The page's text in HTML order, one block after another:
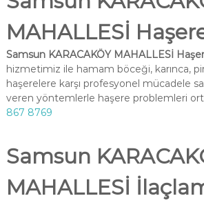
MAHALLESİ
Samsun KARACAKÖY MAHALLESİ
hizmetimiz ile hamam böceği, karınca,
haşerelere karşı profesyonel mücadele
veren yöntemlerle haşere problemleri
867 8769
Samsun
MAHALLESİ